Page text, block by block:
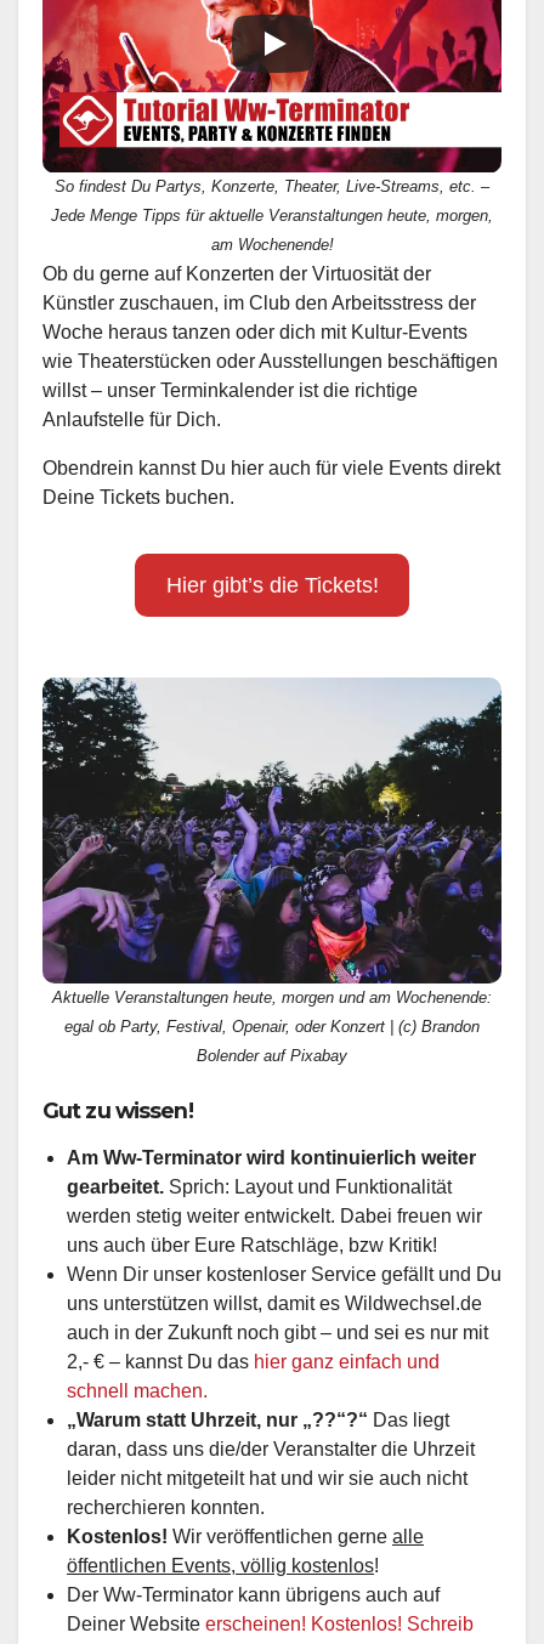
So findest Du Partys, Konzerte, Theater, Live-Streams, etc. –
Jede Menge Tipps für aktuelle Veranstaltungen heute, morgen,
am Wochenende!
Ob du gerne auf Konzerten der Virtuosität der
Künstler zuschauen, im Club den Arbeitsstress der
Woche heraus tanzen oder dich mit Kultur-Events
wie Theaterstücken oder Ausstellungen beschäftigen
willst – unser Terminkalender ist die richtige
Anlaufstelle für Dich.
Obendrein kannst Du hier auch für viele Events direkt
Deine Tickets buchen.
Hier gibt’s die Tickets!
Aktuelle Veranstaltungen heute, morgen und am Wochenende:
egal ob Party, Festival, Openair, oder Konzert | (c) Brandon
Bolender auf Pixabay
Gut zu wissen!
Am Ww-Terminator wird kontinuierlich weiter
gearbeitet. Sprich: Layout und Funktionalität
werden stetig weiter entwickelt. Dabei freuen wir
uns auch über Eure Ratschläge, bzw Kritik!
Wenn Dir unser kostenloser Service gefällt und Du
uns unterstützen willst, damit es Wildwechsel.de
auch in der Zukunft noch gibt – und sei es nur mit
2,- € – kannst Du das hier ganz einfach und
schnell machen.
„Warum statt Uhrzeit, nur „??“?“ Das liegt
daran, dass uns die/der Veranstalter die Uhrzeit
leider nicht mitgeteilt hat und wir sie auch nicht
recherchieren konnten.
Kostenlos! Wir veröffentlichen gerne alle
öffentlichen Events, völlig kostenlos!
Der Ww-Terminator kann übrigens auch auf
Deiner Website erscheinen! Kostenlos! Schreib